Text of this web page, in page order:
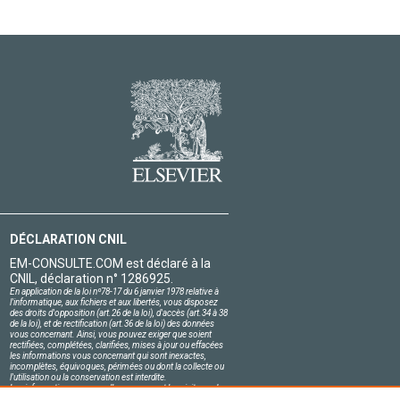
DÉCLARATION CNIL
EM-CONSULTE.COM est déclaré à la
CNIL, déclaration n° 1286925.
En application de la loi nº78-17 du 6 janvier 1978 relative à
l'informatique, aux fichiers et aux libertés, vous disposez
des droits d'opposition (art.26 de la loi), d'accès (art.34 à 38
de la loi), et de rectification (art.36 de la loi) des données
vous concernant. Ainsi, vous pouvez exiger que soient
rectifiées, complétées, clarifiées, mises à jour ou effacées
les informations vous concernant qui sont inexactes,
incomplètes, équivoques, périmées ou dont la collecte ou
l'utilisation ou la conservation est interdite.
Les informations personnelles concernant les visiteurs de